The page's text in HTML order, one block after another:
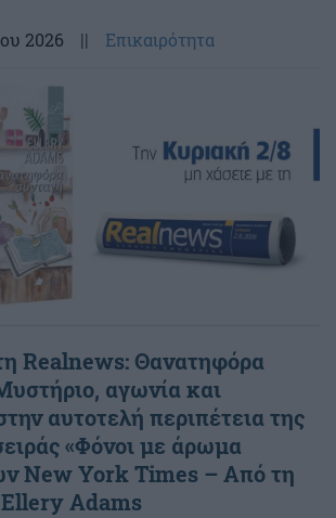
2026 || Επικαιρότητα
Realnews: Θανατηφόρα
αγωνία και
αυτοτελή περιπέτεια της
«Φόνοι με άρωμα
New York Times – Από τη
Adams